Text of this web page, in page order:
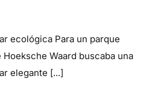
ecológica Para un parque
Waard buscaba una
elegante [...]